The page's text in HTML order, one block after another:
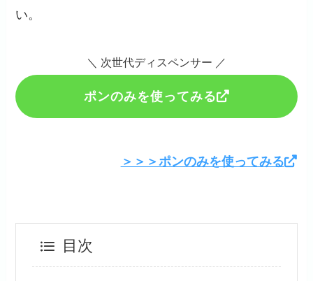
い。
＼ 次世代ディスペンサー ／
ポンのみを使ってみる
＞＞＞ポンのみを使ってみる
目次